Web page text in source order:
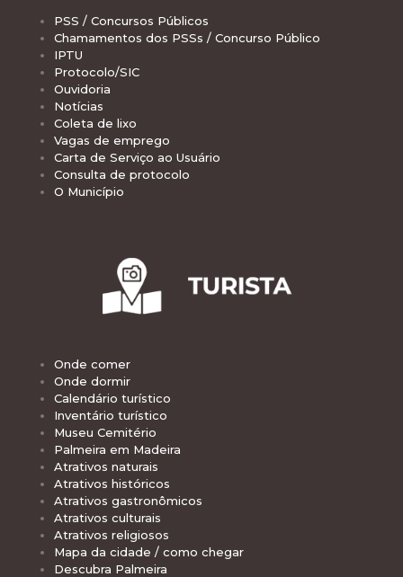
PSS / Concursos Públicos
Chamamentos dos PSSs / Concurso Público
IPTU
Protocolo/SIC
Ouvidoria
Notícias
Coleta de lixo
Vagas de emprego
Carta de Serviço ao Usuário
Consulta de protocolo
O Município
Onde comer
Onde dormir
Calendário turístico
Inventário turístico
Museu Cemitério
Palmeira em Madeira
Atrativos naturais
Atrativos históricos
Atrativos gastronômicos
Atrativos culturais
Atrativos religiosos
Mapa da cidade / como chegar
Descubra Palmeira